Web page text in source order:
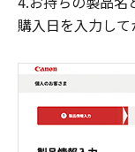
購入日を入力し